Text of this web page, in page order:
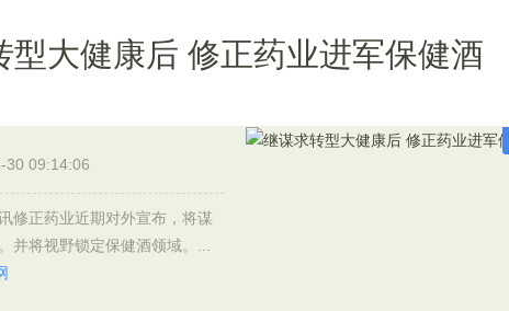
型大健康后 修正药业进军保健酒
30 09:14:06
修正药业近期对外宣布，将谋
并将视野锁定保健酒领域。...